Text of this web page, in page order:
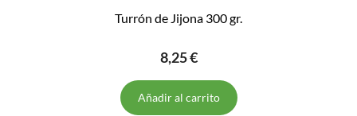
Turrón de Jijona 300 gr.
8,25 €
Añadir al carrito